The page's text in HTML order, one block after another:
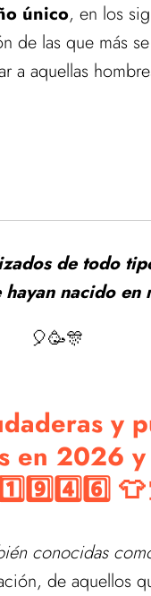
único, en los
de las que más
a aquellas
de todo
hayan nacido
🎈🥳🎊
y
en 2026
conocidas
de aquellos